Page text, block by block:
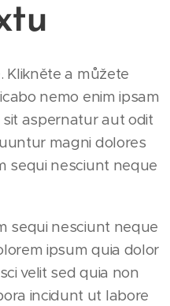
Klikněte a můžete
nemo enim ipsam
aspernatur aut odit
magni dolores
sequi nesciunt neque
sequi nesciunt neque
ipsum quia dolor
velit sed quia non
incidunt ut labore